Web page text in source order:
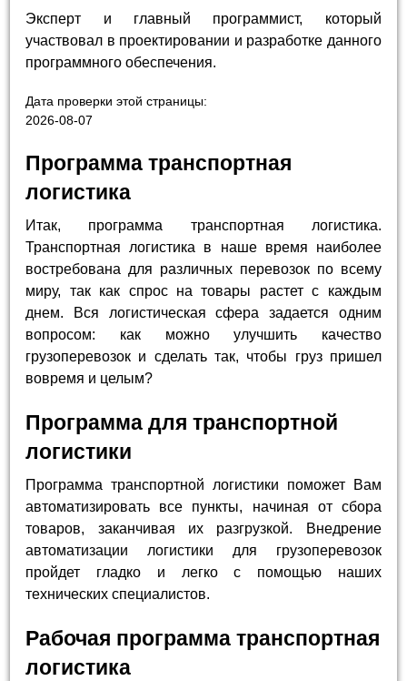
Эксперт и главный программист, который
участвовал в проектировании и разработке данного
программного обеспечения.
Дата проверки этой страницы:
2026-08-07
Программа транспортная
логистика
Итак, программа транспортная логистика.
Транспортная логистика в наше время наиболее
востребована для различных перевозок по всему
миру, так как спрос на товары растет с каждым
днем. Вся логистическая сфера задается одним
вопросом: как можно улучшить качество
грузоперевозок и сделать так, чтобы груз пришел
вовремя и целым?
Программа для транспортной
логистики
Программа транспортной логистики поможет Вам
автоматизировать все пункты, начиная от сбора
товаров, заканчивая их разгрузкой. Внедрение
автоматизации логистики для грузоперевозок
пройдет гладко и легко с помощью наших
технических специалистов.
Рабочая программа транспортная
логистика